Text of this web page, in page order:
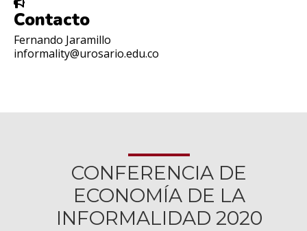
Contacto
Fernando Jaramillo
informality@urosario.edu.co
CONFERENCIA DE
ECONOMÍA DE LA
INFORMALIDAD 2020